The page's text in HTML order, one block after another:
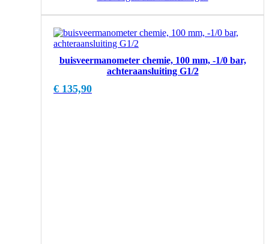
buisveermanometer chemie, 100 mm, -1/0 bar,
achteraansluiting G1/2
€ 135,90